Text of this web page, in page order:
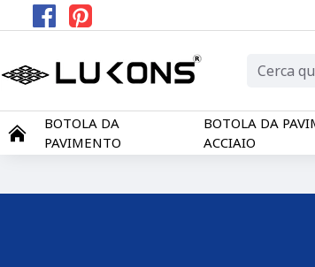
BOTOLA DA
PAVIMENTO
BOTOLA DA
ACCIAIO